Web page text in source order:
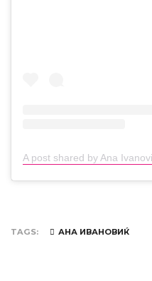
A post shared by Ana
TAGS АНА ИВАНОВИЌ